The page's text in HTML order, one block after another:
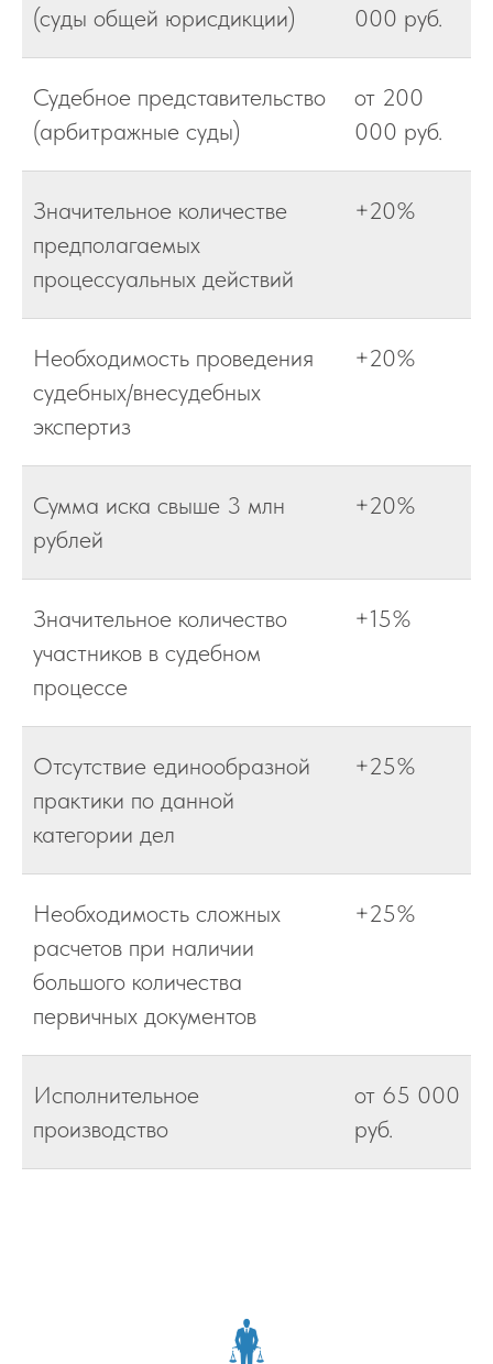
(суды общей юрисдикции)
000 руб.
Судебное представительство
(арбитражные суды)
от 200
000 руб.
Значительное количестве
предполагаемых
процессуальных действий
+20%
Необходимость проведения
судебных/внесудебных
экспертиз
+20%
Сумма иска свыше 3 млн
рублей
+20%
Значительное количество
участников в судебном
процессе
+15%
Отсутствие единообразной
практики по данной
категории дел
+25%
Необходимость сложных
расчетов при наличии
большого количества
первичных документов
+25%
Исполнительное
производство
от 65 000
руб.